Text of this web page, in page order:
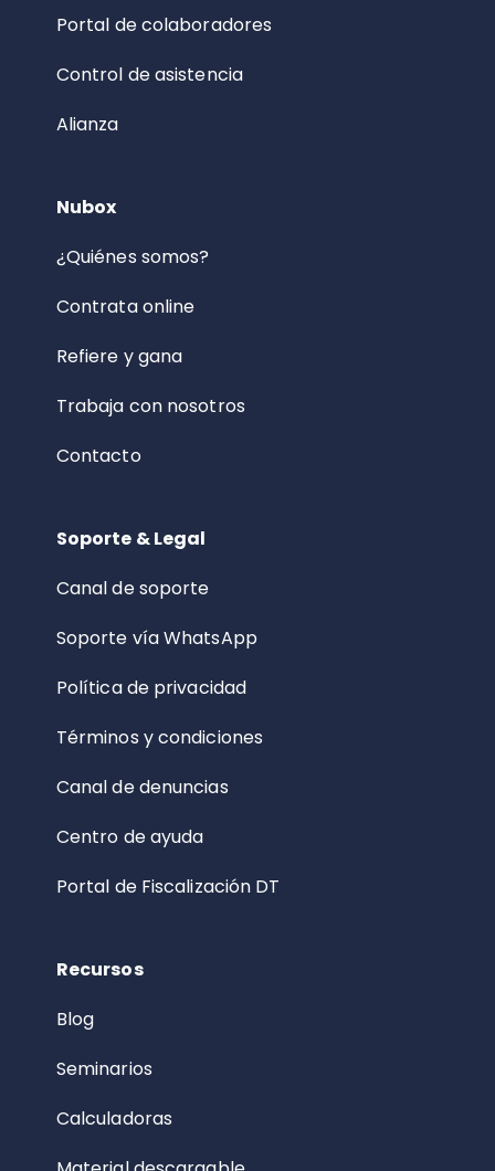
Portal de colaboradores
Control de asistencia
Alianza
Nubox
¿Quiénes somos?
Contrata online
Refiere y gana
Trabaja con nosotros
Contacto
Soporte & Legal
Canal de soporte
Soporte vía WhatsApp
Política de privacidad
Términos y condiciones
Canal de denuncias
Centro de ayuda
Portal de Fiscalización DT
Recursos
Blog
Seminarios
Calculadoras